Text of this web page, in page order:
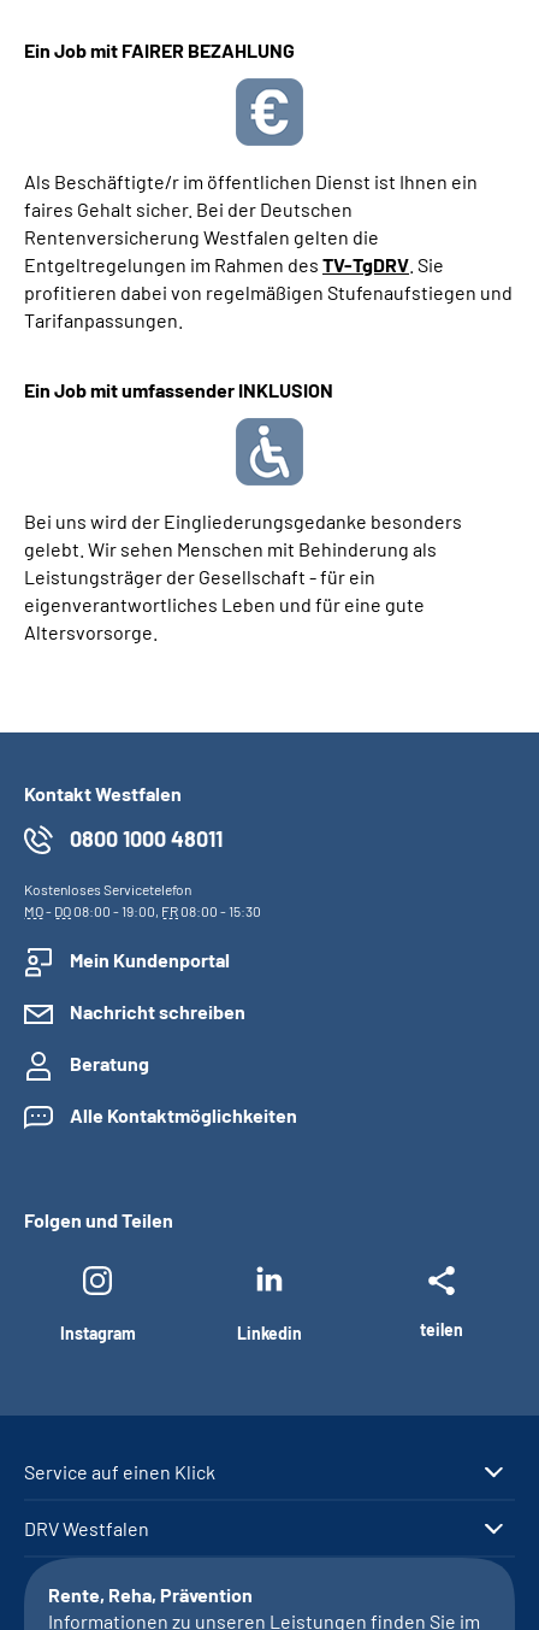
Ein Job mit FAIRER BEZAHLUNG
Als Beschäftigte/r im öffentlichen Dienst ist Ihnen ein
faires Gehalt sicher. Bei der Deutschen
Rentenversicherung Westfalen gelten die
Entgeltregelungen im Rahmen des TV-TgDRV . Sie
profitieren dabei von regelmäßigen Stufenaufstiegen und
Tarifanpassungen.
Ein Job mit umfassender INKLUSION
Bei uns wird der Eingliederungsgedanke besonders
gelebt. Wir sehen Menschen mit Behinderung als
Leistungsträger der Gesellschaft - für ein
eigenverantwortliches Leben und für eine gute
Altersvorsorge.
Kontakt Westfalen
0800 1000 48011
Kostenloses Servicetelefon
MO- DO08:00 - 19:00, FR08:00 - 15:30
Mein Kundenportal
Nachricht schreiben
Beratung
Alle Kontaktmöglichkeiten
Folgen und Teilen
Instagram Linkedin teilen
Service auf einen Klick
DRV Westfalen
Rente, Reha, Prävention
Informationen zu unseren Leistungen finden Sie im